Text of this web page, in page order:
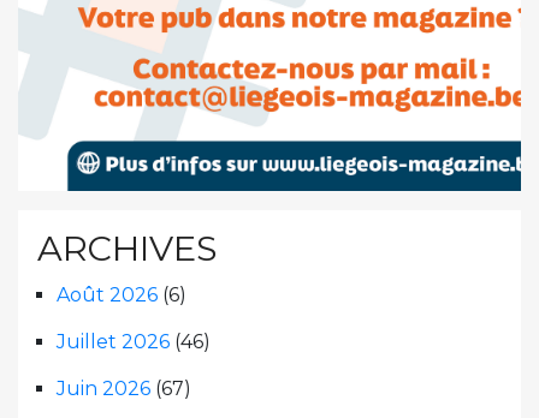
ARCHIVES
Août 2026 (6)
Juillet 2026 (46)
Juin 2026 (67)